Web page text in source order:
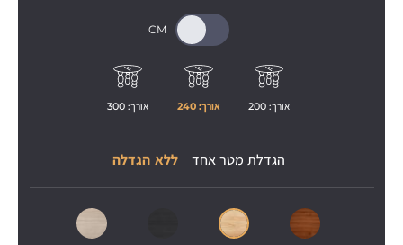
אורך: 200 אורך: 240 אורך: 300
הגדלת מטר אחד ללא הגדלה